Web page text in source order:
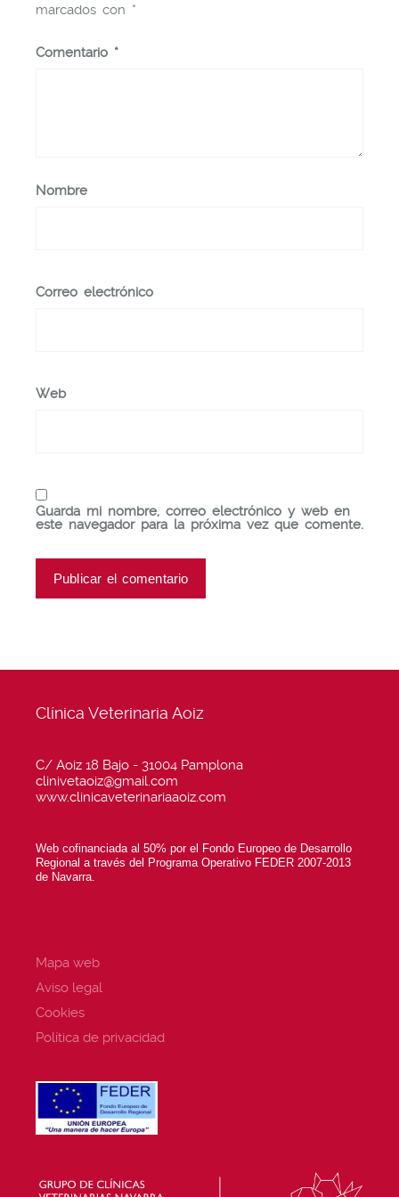
marcados con *
Comentario *
Nombre
Correo electrónico
Web
Guarda mi nombre, correo electrónico y web en
este navegador para la próxima vez que comente.
Clínica Veterinaria Aoiz
C/ Aoiz 18 Bajo - 31004 Pamplona
clinivetaoiz@gmail.com
www.clinicaveterinariaaoiz.com
Web cofinanciada al 50% por el Fondo Europeo de Desarrollo
Regional a través del Programa Operativo FEDER 2007-2013
de Navarra.
Mapa web
Aviso legal
Cookies
Política de privacidad